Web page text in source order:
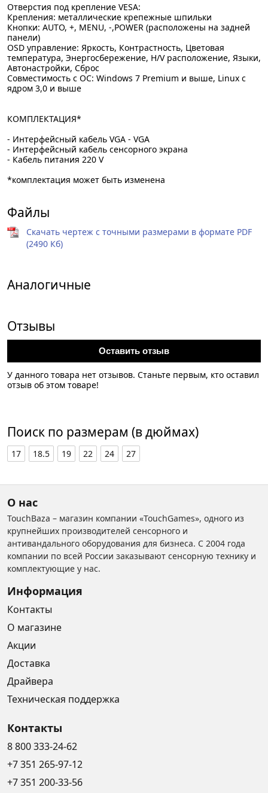
Отверстия под крепление VESA:
Крепления: металлические крепежные шпильки
Кнопки: AUTO, +, MENU, -,POWER (расположены на задней
панели)
OSD управление: Яркость, Контрастность, Цветовая
температура, Энергосбережение, H/V расположение, Языки,
Автонастройки, Сброс
Совместимость с ОС: Windows 7 Premium и выше, Linux с
ядром 3,0 и выше
КОМПЛЕКТАЦИЯ*
- Интерфейсный кабель VGA - VGA
- Интерфейсный кабель сенсорного экрана
- Кабель питания 220 V
*комплектация может быть изменена
Файлы
Скачать чертеж с точными размерами в формате PDF
(2490 Кб)
Аналогичные
Отзывы
Оставить отзыв
У данного товара нет отзывов. Станьте первым, кто оставил
отзыв об этом товаре!
Поиск по размерам (в дюймах)
17 18.5 19 22 24 27
О нас
TouchBaza – магазин компании «TouchGames», одного из
крупнейших производителей сенсорного и
антивандального оборудования для бизнеса. С 2004 года
компании по всей России заказывают сенсорную технику и
комплектующие у нас.
Информация
Контакты
О магазине
Акции
Доставка
Драйвера
Техническая поддержка
Контакты
8 800 333-24-62
+7 351 265-97-12
+7 351 200-33-56